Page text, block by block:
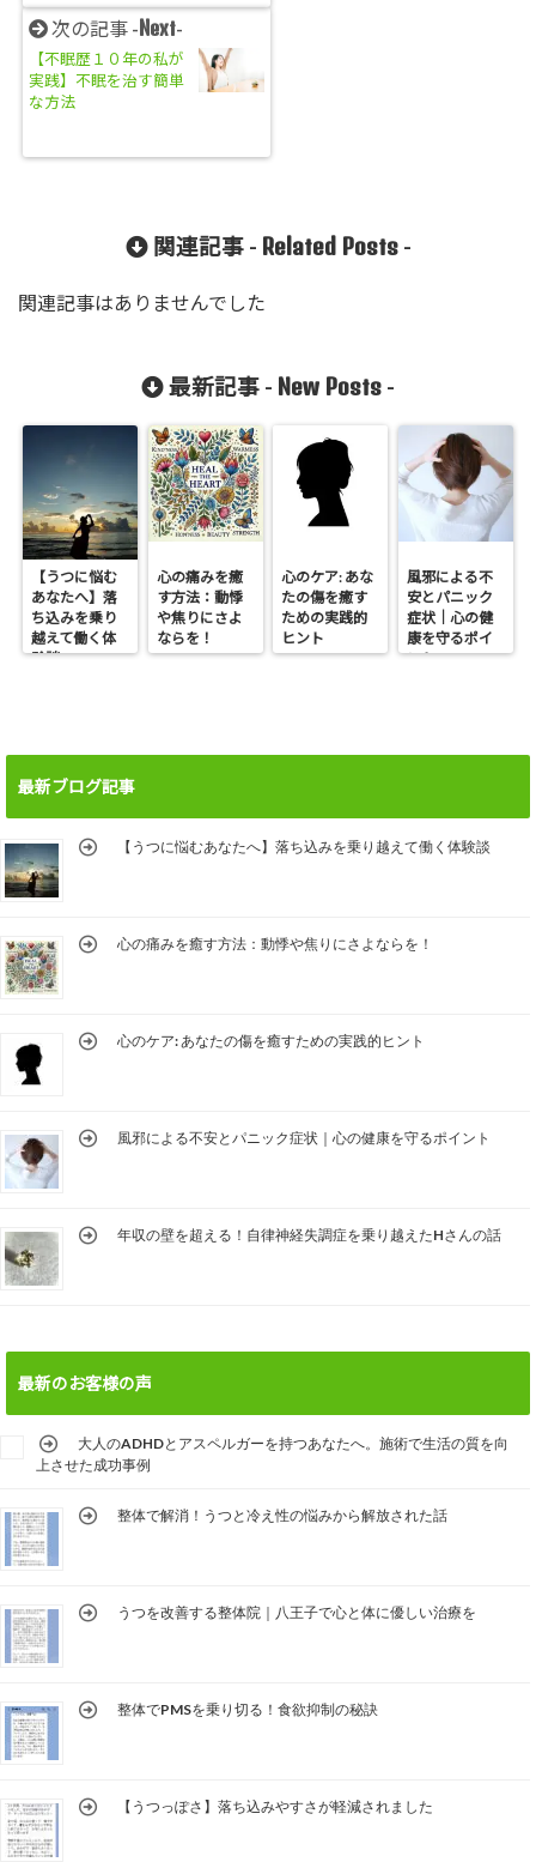
次の記事 - Next-
【不眠歴１０年の私が
実践】不眠を治す簡単
な方法
関連記事 - Related Posts-
関連記事はありませんでした
最新記事 - New Posts -
【うつに悩む
あなたへ】落
ち込みを乗り
越えて働く体
験談
心の痛みを癒
す方法：動悸
や焦りにさよ
ならを！
心のケア: あな
たの傷を癒す
ための実践的
ヒント
風邪による不
安とパニック
症状｜心の健
康を守るポイ
ント
最新ブログ記事
【うつに悩むあなたへ】落ち込みを乗り越えて働く体験談
心の痛みを癒す方法：動悸や焦りにさよならを！
心のケア: あなたの傷を癒すための実践的ヒント
風邪による不安とパニック症状｜心の健康を守るポイント
年収の壁を超える！自律神経失調症を乗り越えたHさんの話
最新のお客様の声
大人のADHDとアスペルガーを持つあなたへ。施術で生活の質を向
上させた成功事例
整体で解消！うつと冷え性の悩みから解放された話
うつを改善する整体院｜八王子で心と体に優しい治療を
整体でPMSを乗り切る！食欲抑制の秘訣
【うつっぽさ】落ち込みやすさが軽減されました